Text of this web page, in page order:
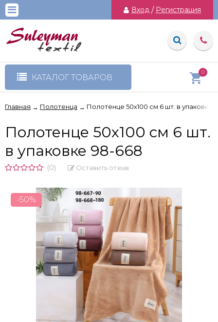
Вход / Регистрация
КАТАЛОГ ТОВАРОВ
0
Главная → Полотенца → Полотенце 50х100 см 6 шт. в упаковке
Полотенце 50х100 см 6 шт.
в упаковке 98-668
(0) Оставить отзыв
-50%